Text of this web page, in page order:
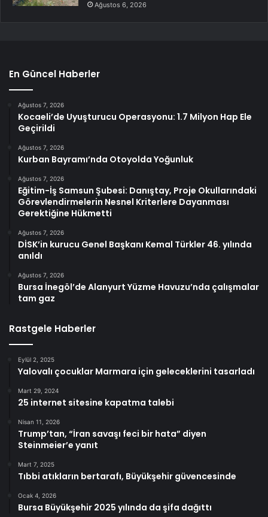
Ağustos 6, 2026
En Güncel Haberler
Ağustos 7, 2026
Kocaeli’de Uyuşturucu Operasyonu: 1.7 Milyon Hap Ele
Geçirildi
Ağustos 7, 2026
Kurban Bayramı’nda Otoyolda Yoğunluk
Ağustos 7, 2026
Eğitim-İş Samsun Şubesi: Danıştay, Proje Okullarındaki
Görevlendirmelerin Nesnel Kriterlere Dayanması
Gerektiğine Hükmetti
Ağustos 7, 2026
DİSK’in kurucu Genel Başkanı Kemal Türkler 46. yılında
anıldı
Ağustos 7, 2026
Bursa İnegöl’de Alanyurt Yüzme Havuzu’nda çalışmalar
tam gaz
Rastgele Haberler
Eylül 2, 2025
Yalovalı çocuklar Marmara için geleceklerini tasarladı
Mart 29, 2024
25 internet sitesine kapatma talebi
Nisan 11, 2026
Trump’tan, “İran savaşı feci bir hata” diyen
Steinmeier’e yanıt
Mart 7, 2025
Tıbbi atıkların bertarafı, Büyükşehir güvencesinde
Ocak 4, 2026
Bursa Büyükşehir 2025 yılında da şifa dağıttı